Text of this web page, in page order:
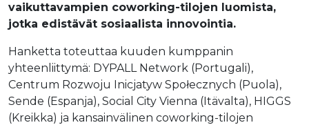
vaikuttavampien coworking-tilojen luomista,
jotka edistävät sosiaalista innovointia.
Hanketta toteuttaa kuuden kumppanin
yhteenliittymä: DYPALL Network (Portugali),
Centrum Rozwoju Inicjatyw Społecznych (Puola),
Sende (Espanja), Social City Vienna (Itävalta), HIGGS
(Kreikka) ja kansainvälinen coworking-tilojen